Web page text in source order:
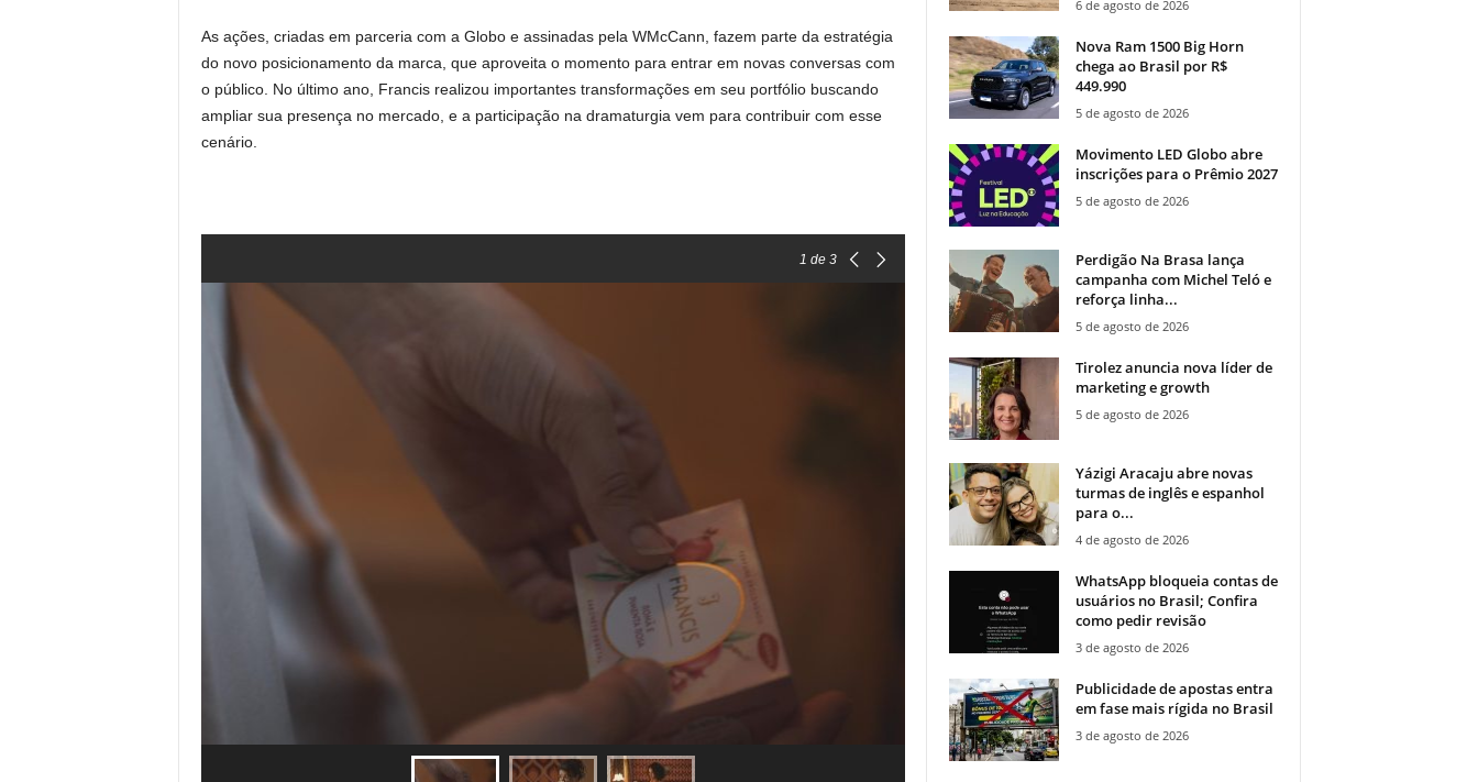
As ações, criadas em parceria com a Globo e assinadas pela WMcCann, fazem parte da estratégia
do novo posicionamento da marca, que aproveita o momento para entrar em novas conversas com
o público. No último ano, Francis realizou importantes transformações em seu portfólio buscando
ampliar sua presença no mercado, e a participação na dramaturgia vem para contribuir com esse
cenário.
1 de 3
6 de agosto de 2026
Nova Ram 1500 Big Horn
chega ao Brasil por R$
449.990
5 de agosto de 2026
Movimento LED Globo abre
inscrições para o Prêmio 2027
5 de agosto de 2026
Perdigão Na Brasa lança
campanha com Michel Teló e
reforça linha...
5 de agosto de 2026
Tirolez anuncia nova líder de
marketing e growth
5 de agosto de 2026
Yázigi Aracaju abre novas
turmas de inglês e espanhol
para o...
4 de agosto de 2026
WhatsApp bloqueia contas de
usuários no Brasil; Confira
como pedir revisão
3 de agosto de 2026
Publicidade de apostas entra
em fase mais rígida no Brasil
3 de agosto de 2026